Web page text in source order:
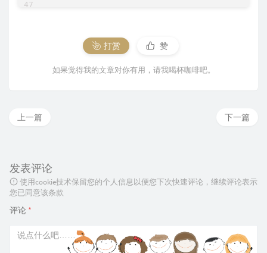
* AnimalShelf obj = new AnimalShelf();
* obj.enqueue(animal);
* int[] param_3 = obj.dequeueDog();
*/
打赏 赞
如果觉得我的文章对你有用，请我喝杯咖啡吧。
下一篇
上一篇
发表评论
使用cookie技术保留您的个人信息以便您下次快速评论，继续评论表示
您已同意该条款
评论 *